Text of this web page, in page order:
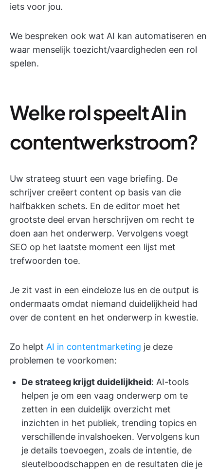
iets voor jou.
We bespreken ook wat AI kan automatiseren en
waar menselijk toezicht/vaardigheden een rol
spelen.
Welke rol speelt AI in
contentwerkstroom?
Uw strateeg stuurt een vage briefing. De
schrijver creëert content op basis van die
halfbakken schets. En de editor moet het
grootste deel ervan herschrijven om recht te
doen aan het onderwerp. Vervolgens voegt
SEO op het laatste moment een lijst met
trefwoorden toe.
Je zit vast in een eindeloze lus en de output is
ondermaats omdat niemand duidelijkheid had
over de content en het onderwerp in kwestie.
Zo helpt AI in contentmarketing je deze
problemen te voorkomen:
De strateeg krijgt duidelijkheid: AI-tools
helpen je om een vaag onderwerp om te
zetten in een duidelijk overzicht met
inzichten in het publiek, trending topics en
verschillende invalshoeken. Vervolgens kun
je details toevoegen, zoals de intentie, de
sleutelboodschappen en de resultaten die je